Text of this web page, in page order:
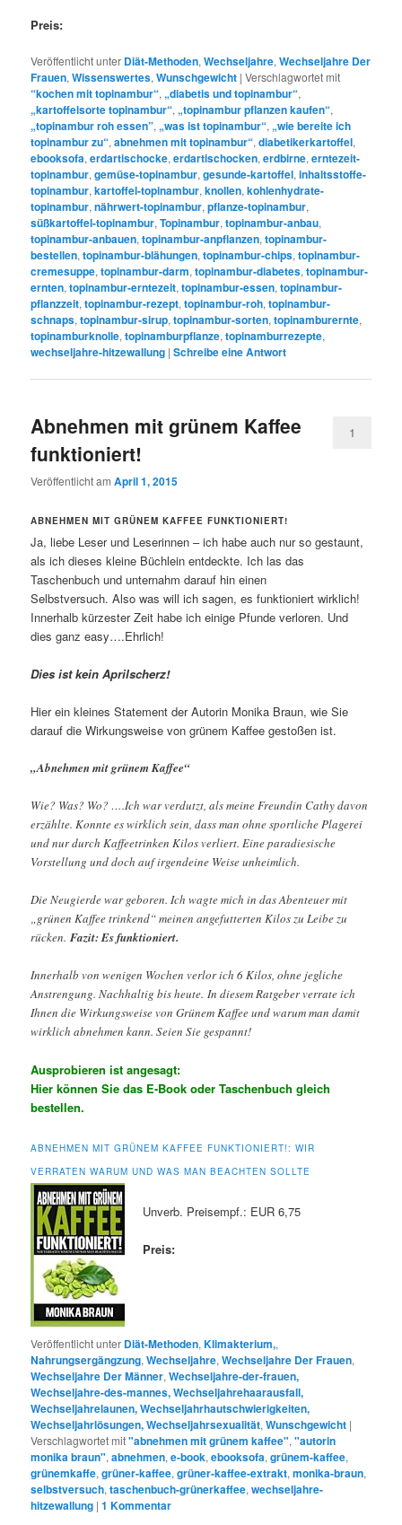
Preis:
Veröffentlicht unter Diät-Methoden,Wechseljahre,Wechseljahre Der
Frauen,Wissenswertes,Wunschgewicht |Verschlagwortet mit
“kochen mit topinambur“, „diabetis und topinambur“,
„kartoffelsorte topinambur“, „topinambur pflanzen kaufen“,
„topinambur roh essen”, „was ist topinambur“, „wie bereite ich
topinambur zu“,abnehmen mit topinambur“,diabetikerkartoffel,
ebooksofa,erdartischocke,erdartischocken,erdbirne,erntezeit-
topinambur,gemüse-topinambur,gesunde-kartoffel,inhaltsstoffe-
topinambur,kartoffel-topinambur,knollen,kohlenhydrate-
topinambur,nährwert-topinambur,pflanze-topinambur,
süßkartoffel-topinambur,Topinambur,topinambur-anbau,
topinambur-anbauen,topinambur-anpflanzen,topinambur-
bestellen,topinambur-blähungen,topinambur-chips,topinambur-
cremesuppe,topinambur-darm,topinambur-diabetes,topinambur-
ernten,topinambur-erntezeit,topinambur-essen,topinambur-
pflanzzeit,topinambur-rezept,topinambur-roh,topinambur-
schnaps,topinambur-sirup,topinambur-sorten,topinamburernte,
topinamburknolle,topinamburpflanze,topinamburrezepte,
wechseljahre-hitzewallung |Schreibe eine Antwort
Abnehmen mit grünem Kaffee
funktioniert!
Veröffentlicht amApril 1, 2015
1
ABNEHMEN MIT GRÜNEM KAFFEE FUNKTIONIERT!
Ja, liebe Leser und Leserinnen – ich habe auch nur so gestaunt,
als ich dieses kleine Büchlein entdeckte. Ich las das
Taschenbuch und unternahm darauf hin einen
Selbstversuch. Also was will ich sagen, es funktioniert wirklich!
Innerhalb kürzester Zeit habe ich einige Pfunde verloren. Und
dies ganz easy….Ehrlich!
Dies ist kein Aprilscherz!
Hier ein kleines Statement der Autorin Monika Braun, wie Sie
darauf die Wirkungsweise von grünem Kaffee gestoßen ist.
„Abnehmen mit grünem Kaffee“
Wie? Was? Wo? ….Ich war verdutzt, als meine Freundin Cathy davon
erzählte. Konnte es wirklich sein, dass man ohne sportliche Plagerei
und nur durch Kaffeetrinken Kilos verliert. Eine paradiesische
Vorstellung und doch auf irgendeine Weise unheimlich.
Die Neugierde war geboren. Ich wagte mich in das Abenteuer mit
„grünen Kaffee trinkend“ meinen angefutterten Kilos zu Leibe zu
rücken.Fazit: Es funktioniert.
Innerhalb von wenigen Wochen verlor ich 6 Kilos, ohne jegliche
Anstrengung. Nachhaltig bis heute. In diesem Ratgeber verrate ich
Ihnen die Wirkungsweise von Grünem Kaffee und warum man damit
wirklich abnehmen kann. Seien Sie gespannt!
Ausprobieren ist angesagt:
Hier können Sie das E-Book oder Taschenbuch gleich
bestellen.
ABNEHMEN MIT GRÜNEM KAFFEE FUNKTIONIERT!: WIR
VERRATEN WARUM UND WAS MAN BEACHTEN SOLLTE
Unverb. Preisempf.: EUR 6,75
Preis:
Veröffentlicht unter Diät-Methoden,Klimakterium,,
Nahrungsergängzung,Wechseljahre,Wechseljahre Der Frauen,
Wechseljahre Der Männer,Wechseljahre-der-frauen,
Wechseljahre-des-mannes, Wechseljahrehaarausfall,
Wechseljahrelaunen, Wechseljahrhautschwierigkeiten,
Wechseljahrlösungen, Wechseljahrsexualität,Wunschgewicht |
Verschlagwortet mit"abnehmen mit grünem kaffee","autorin
monika braun",abnehmen,e-book,ebooksofa,grünem-kaffee,
grünemkaffe,grüner-kaffee,grüner-kaffee-extrakt,monika-braun,
selbstversuch,taschenbuch-grünerkaffee,wechseljahre-
hitzewallung |1 Kommentar